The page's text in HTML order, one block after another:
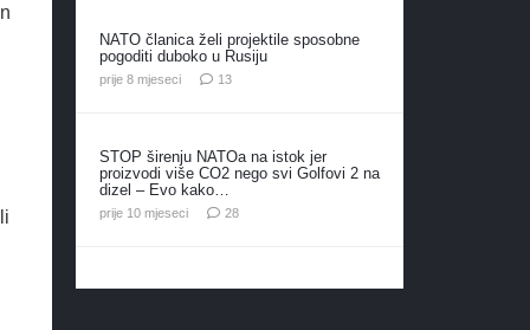
NATO članica želi projektile sposobne
pogoditi duboko u Rusiju
prije 8 mjeseci 13komentara
STOP širenju NATOa na istok jer
proizvodi više CO2 nego svi Golfovi 2 na
dizel – Evo kako…
prije 10 mjeseci 28komentara